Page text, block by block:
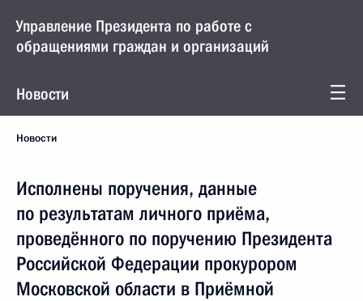
Управление Президента по работе с
обращениями граждан и организаций
Новости
Новости
Исполнены поручения, данные
по результатам личного приёма,
проведённого по поручению Президента
Российской Федерации прокурором
Московской области в Приёмной